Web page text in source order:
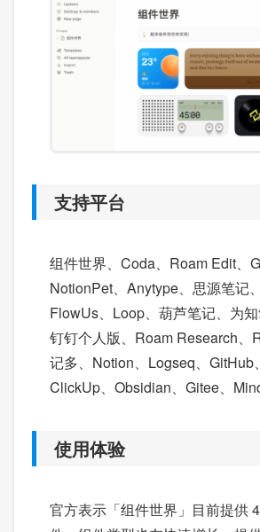
支持平台
组件世界、Coda、Roam Edit、
NotionPet、Anytype、思源笔记
FlowUs、Loop、葫芦笔记、为
钉钉个人版、Roam Research、
记多、Notion、Logseq、GitHub
ClickUp、Obsidian、Gitee、
使用体验
官方表示「组件世界」目前提供